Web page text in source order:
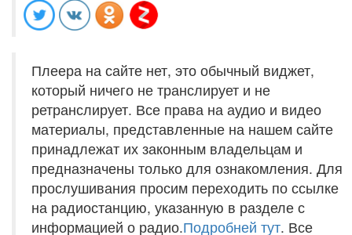
Плеера на сайте нет, это обычный виджет,
который ничего не транслирует и не
ретранслирует. Все права на аудио и видео
материалы, представленные на нашем сайте
принадлежат их законным владельцам и
предназначены только для ознакомления. Для
прослушивания просим переходить по ссылке
на радиостанцию, указанную в разделе с
информацией о радио.Подробней тут. Все